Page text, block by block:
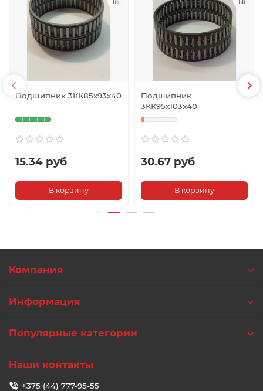
Подшипник 3КК85х93х40
15.34 руб
В корзину
Подшипник
3КК95х103х40
30.67 руб
В корзину
Компания
Информация
Популярные категории
Наши контакты
+375 (44) 777-95-55